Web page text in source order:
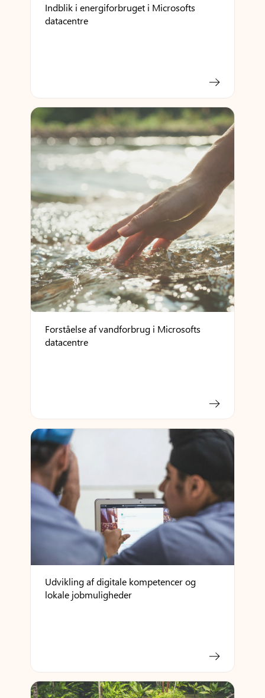
Indblik i energiforbruget i Microsofts
datacentre
Forståelse af vandforbrug i Microsofts
datacentre
Udvikling af digitale kompetencer og
lokale jobmuligheder